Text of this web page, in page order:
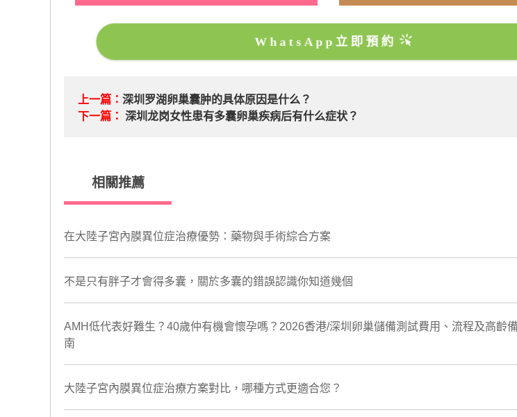
WhatsApp立即預約
上一篇：深圳罗湖卵巢囊肿的具体原因是什么？
下一篇： 深圳龙岗女性患有多囊卵巢疾病后有什么症状？
相關推薦
在大陸子宮內膜異位症治療優勢：藥物與手術綜合方案
不是只有胖子才會得多囊，關於多囊的錯誤認識你知道幾個
AMH低代表好難生？40歲仲有機會懷孕嗎？2026香港/深圳卵巢儲備測試費用、流程及高齡
南
​大陸子宮內膜異位症治療方案對比，哪種方式更適合您？